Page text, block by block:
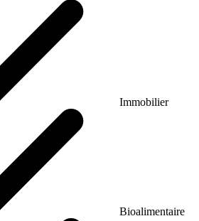
Immobilier
Bioalimentaire